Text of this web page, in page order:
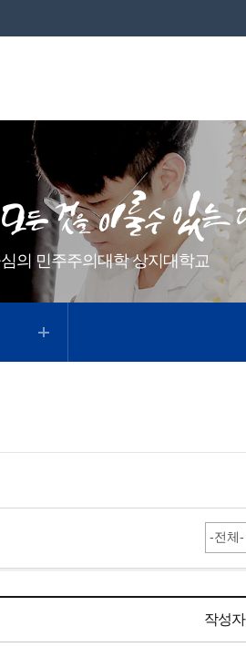
의 민주주의대학 상지대학교
작성자